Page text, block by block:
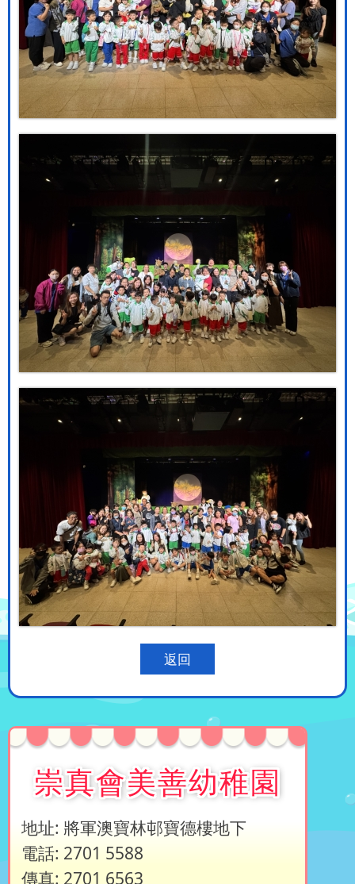
返回
崇真會美善幼稚園
地址: 將軍澳寶林邨寶德樓地下
電話: 2701 5588
傳真: 2701 6563